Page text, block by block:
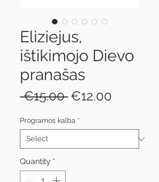
Eliziejus,
ištikimojo Dievo
pranašas
€15.00 Regular
€12.00
Programos kalba *
Quantity *